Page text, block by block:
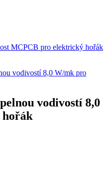
vodivostí 8,0